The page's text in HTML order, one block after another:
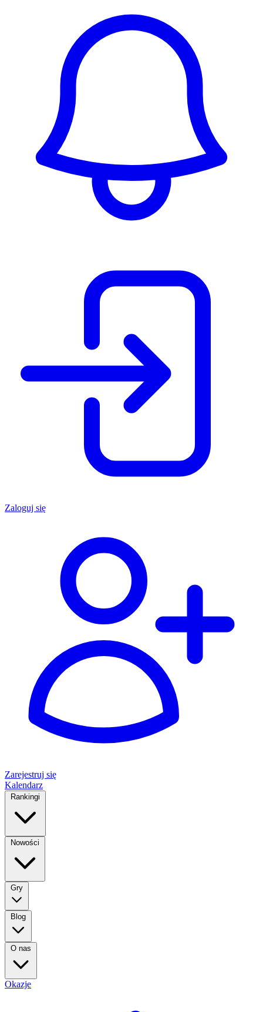
Zaloguj się
Zarejestruj się
Kalendarz
Rankingi
Nowości
Gry
Blog
O nas
Okazje